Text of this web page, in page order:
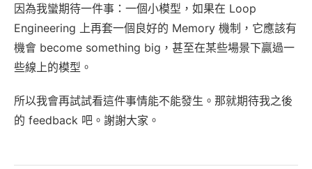
因為我蠻期待一件事：一個小模型，如果在 Loop
Engineering 上再套一個良好的 Memory 機制，它應該有
機會 become something big，甚至在某些場景下贏過一
些線上的模型。
所以我會再試試看這件事情能不能發生。那就期待我之後
的 feedback 吧。謝謝大家。